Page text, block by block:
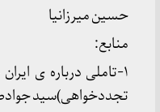
حسین میرزانیا
منابع:
۱-تاملی درباره ی
تجددخواهی)سید